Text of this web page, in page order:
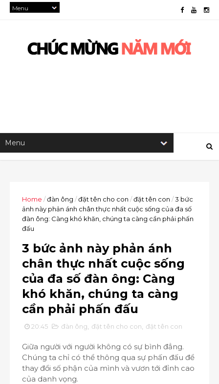
Home /đàn ông /đặt tên cho con /đặt tên con /3 bức
ảnh này phản ánh chân thực nhất cuộc sống của đa số
đàn ông: Càng khó khăn, chúng ta càng cần phải phấn
đấu
3 bức ảnh này phản ánh
chân thực nhất cuộc sống
của đa số đàn ông: Càng
khó khăn, chúng ta càng
cần phải phấn đấu
20:45 đàn ông đặt tên cho con đặt tên con
Giữa người với người không có sự bình đẳng.
Chúng ta chỉ có thể thông qua sự phấn đấu để
thay đổi số phận của mình và vươn tới đỉnh cao
của danh vọng.